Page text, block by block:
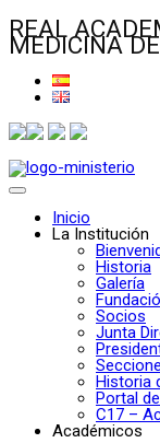
REAL
MEDICINA
Inicio
La Institución
Historia
Galería
Socios
Junta
Historia
Portal
C17 –
Académicos